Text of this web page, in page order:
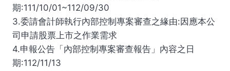
期:111/10/01~112/09/30
3.委請會計師執行內部控制專案審查之緣由:因應本公
司申請股票上市之作業需求
4.申報公告「內部控制專案審查報告」內容之日
期:112/11/13